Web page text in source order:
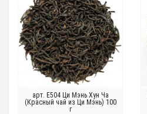
арт. Е504 Ци Мэнь Хун Ча
(Красный чай из Ци Мэнь) 100
г